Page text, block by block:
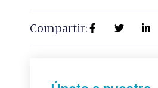
Compartir: